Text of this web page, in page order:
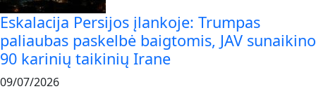
Eskalacija Persijos įlankoje: Trumpas
paliaubas paskelbė baigtomis, JAV sunaikino
90 karinių taikinių Irane
09/07/2026